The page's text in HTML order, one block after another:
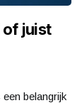
of juist
belangrijk